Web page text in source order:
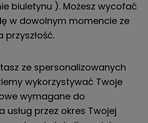
biuletynu ). Możesz wycofać
w dowolnym momencie ze
przyszłość.
ze spersonalizowanych
wykorzystywać Twoje
wymagane do
usług przez okres Twojej